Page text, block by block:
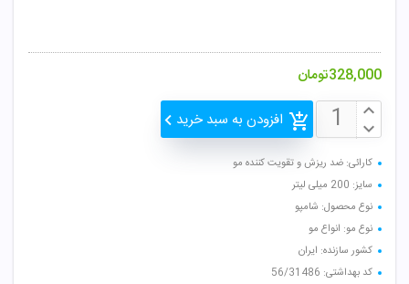
328,000تومان
افزودن به سبد خرید
کارائی: ضد ریزش و تقویت کننده مو
سایز: 200 میلی لیتر
نوع محصول: شامپو
نوع مو: انواع مو
کشور سازنده: ایران
کد بهداشتی: 56/31486